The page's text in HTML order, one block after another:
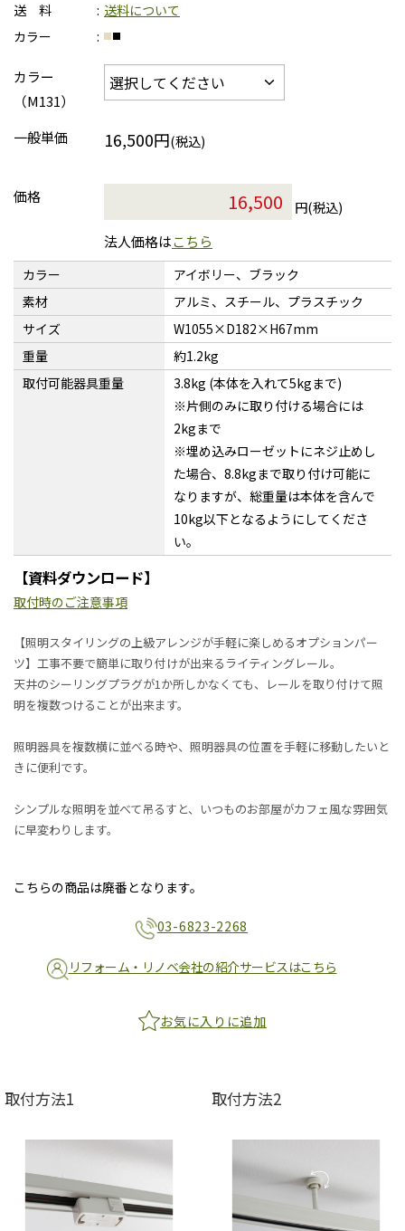
送 料
送料について
カラー
カラー
（M131）
一般単価
16,500円(税込)
価格
円(税込)
法人価格はこちら
カラー
アイボリー、ブラック
素材
アルミ、スチール、プラスチック
サイズ
W1055×D182×H67mm
重量
約1.2kg
取付可能器具重量
3.8kg (本体を入れて5kgまで)
※片側のみに取り付ける場合には
2kgまで
※埋め込みローゼットにネジ止めし
た場合、8.8kgまで取り付け可能に
なりますが、総重量は本体を含んで
10kg以下となるようにしてくださ
い。
【資料ダウンロード】
取付時のご注意事項
【照明スタイリングの上級アレンジが手軽に楽しめるオプションパー
ツ】工事不要で簡単に取り付けが出来るライティングレール。
天井のシーリングプラグが1か所しかなくても、レールを取り付けて照
明を複数つけることが出来ます。
照明器具を複数横に並べる時や、照明器具の位置を手軽に移動したいと
きに便利です。
シンプルな照明を並べて吊るすと、いつものお部屋がカフェ風な雰囲気
に早変わりします。
こちらの商品は廃番となります。
03-6823-2268
リフォーム・リノベ会社の紹介サービスはこちら
お気に入りに追加
取付方法1 取付方法2